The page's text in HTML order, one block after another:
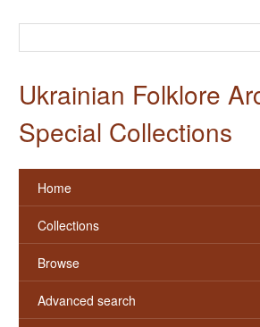
Ukrainian Folklore
Special Collections
Home
Collections
Browse
Advanced search